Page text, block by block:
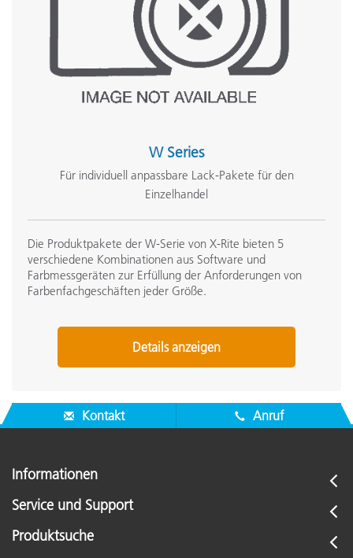
Lieferumfang
W Series
Für individuell anpassbare Lack-Pakete für den
Einzelhandel
Die Produktpakete der W-Serie von X-Rite bieten 5
verschiedene Kombinationen aus Software und
Farbmessgeräten zur Erfüllung der Anforderungen von
Farbenfachgeschäften jeder Größe.
Details anzeigen
Kontakt Anruf
Informationen
Service und Support
Produktsuche